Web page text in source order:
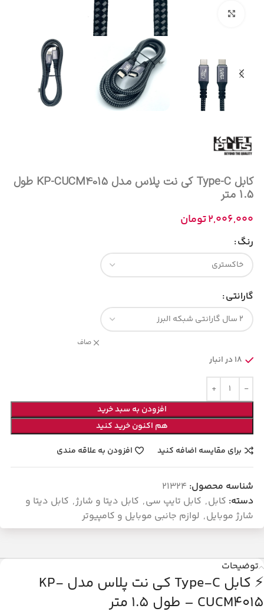
بزرگنمایی تصویر
کابل Type-C کی نت پلاس مدل KP-CUCM4015 طول
1.5 متر
2,006,000تومان
رنگ
گارانتی
صاف
18 در انبار
افزودن به سبد خرید
هم اکنون خرید کنید
برای مقایسه اضافه کنید
افزودن به علاقه مندی
شناسه محصول: 21324
دسته: کابل, کابل تایپ سی, کابل دیتا و شارژ, کابل دیتا و
شارژ موبایل, لوازم جانبی موبایل و کامپیوتر
توضیحات
⚡ کابل Type-C کی نت پلاس مدل KP-
CUCM4015 – طول 1.5 متر